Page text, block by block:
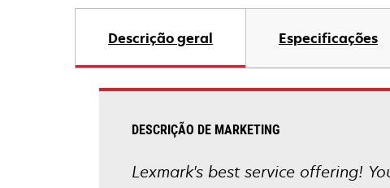
Descrição geral Especificações
DESCRIÇÃO DE MARKETING
Lexmark's best service offering!